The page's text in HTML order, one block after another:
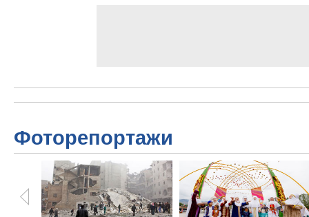
Фоторепортажи